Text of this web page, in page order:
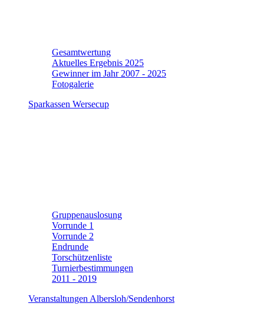
Gesamtwertung
Aktuelles Ergebnis 2025
Gewinner im Jahr 2007 - 2025
Fotogalerie
Sparkassen Wersecup
Gruppenauslosung
Vorrunde 1
Vorrunde 2
Endrunde
Torschützenliste
Turnierbestimmungen
2011 - 2019
Veranstaltungen Albersloh/Sendenhorst